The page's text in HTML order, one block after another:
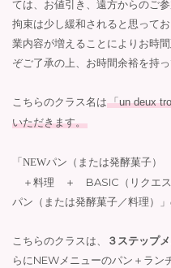
ては、お値引き、遠方からのご
拘束は少し緩和されると思って
業内容が増えることによりお時
ぞご了承の上、お時間余裕を持
こちらのクラス名は 「un deux
いただきます。
「NEWパン（または発酵菓子）
＋料理 ＋ BASIC（リクエス
パン（または発酵菓子／料理）
こちらのクラスは、 ３ステップ
らにNEWメニューのパン＋ラン